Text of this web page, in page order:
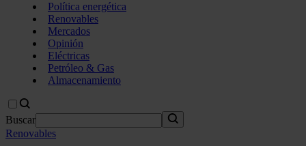
Política energética
Renovables
Mercados
Opinión
Eléctricas
Petróleo & Gas
Almacenamiento
Buscar
Renovables